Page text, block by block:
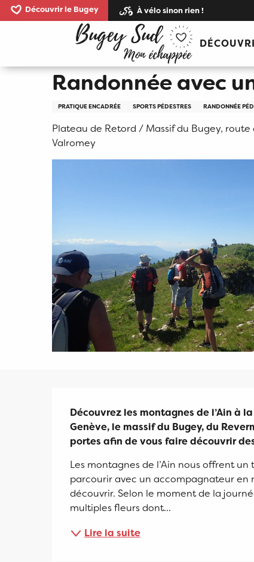
Aller
au
Découvrir le Bugey À vélo sinon rien !
Accueil Randonnée avec un accompagnateur
Randonnée avec
PRATIQUE ENCADRÉE SPORTS PÉDESTRES RANDONNÉE
Plateau de Retord / Massif du Bugey,
Valromey
Description
Découvrez les montagnes de l’Ain à
Genève, le massif du Bugey, du
portes afin de vous faire découvrir
Les montagnes de l’Ain nous offrent
parcourir avec un accompagnateur en
découvrir. Selon le moment de la
multiples fleurs dont...
Lire la suite